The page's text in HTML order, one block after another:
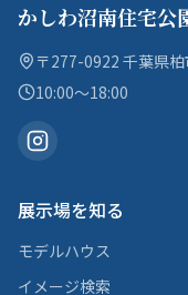
かしわ沼南住宅公
〒277-0922 千葉県
10:00〜18:00
展示場を知る
モデルハウス
イメージ検索